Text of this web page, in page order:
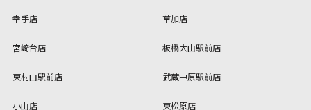
幸手店 草加店
宮崎台店 板橋大山駅前店
東村山駅前店 武蔵中原駅前店
小山店 東松原店